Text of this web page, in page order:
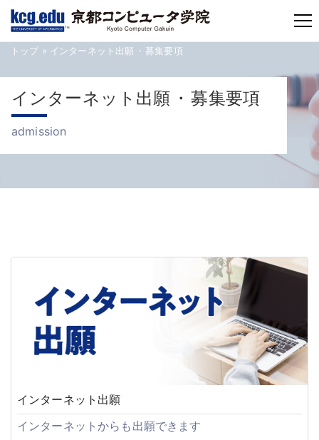
TM
トップ » インターネット出願 ・ 募集要項
インターネット出願 ・ 募集要項
admission
インターネット出願
インターネットからも出願できます